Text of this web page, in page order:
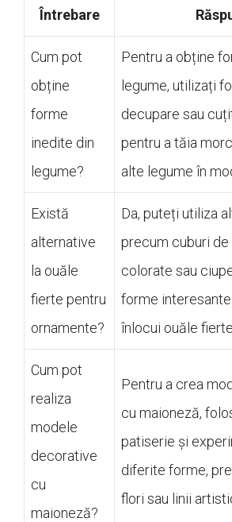
Întrebare
Cum pot
obține
forme
inedite din
legume?
Pentru a obține
legume, utilizați
decupare sau
pentru a tăia
alte legume în
Există
alternative
la ouăle
fierte pentru
ornamente?
Da, puteți utiliza
precum cuburi de
colorate sau
forme
înlocui ouăle fierte.
Cum pot
realiza
modele
decorative
cu
maioneză?
Pentru a crea
cu maioneză,
patiserie și
diferite forme,
flori sau linii